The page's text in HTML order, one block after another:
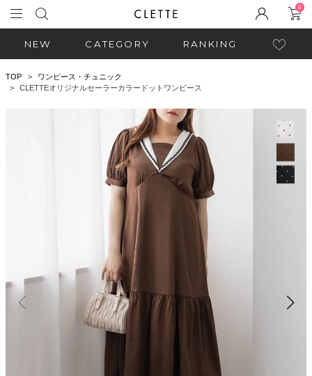
0
NEW CATEGORY RANKING
TOP
ワンピース・チュニック
CLETTEオリジナルセーラーカラードットワンピース